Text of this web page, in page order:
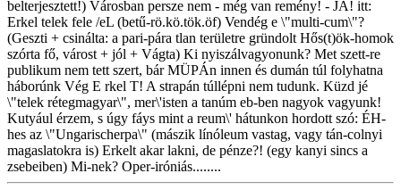
belterjesztett!) Városban persze nem - még van remény! - JA! itt:
Erkel telek fele /eL (betű-rö.kö.tök.öf) Vendég e \"multi-cum\"?
(Geszti + csinálta: a pari-pára tlan területre gründolt Hős(t)ök-homok
szórta fő, várost + jól + Vágta) Ki nyiszálvagyonunk? Met szett-re
publikum nem tett szert, bár MÜPÁn innen és dumán túl folyhatna
háborúnk Vég E rkel T! A strapán túllépni nem tudunk. Küzd jé
\"telek rétegmagyar\", mer\'isten a tanúm eb-ben nagyok vagyunk!
Kutyául érzem, s úgy fáys mint a reum\' hátunkon hordott szó: ÉH-
hes az \"Ungarischerpa\" (mászik línóleum vastag, vagy tán-colnyi
magaslatokra is) Erkelt akar lakni, de pénze?! (egy kanyi sincs a
zsebeiben) Mi-nek? Oper-iróniás........